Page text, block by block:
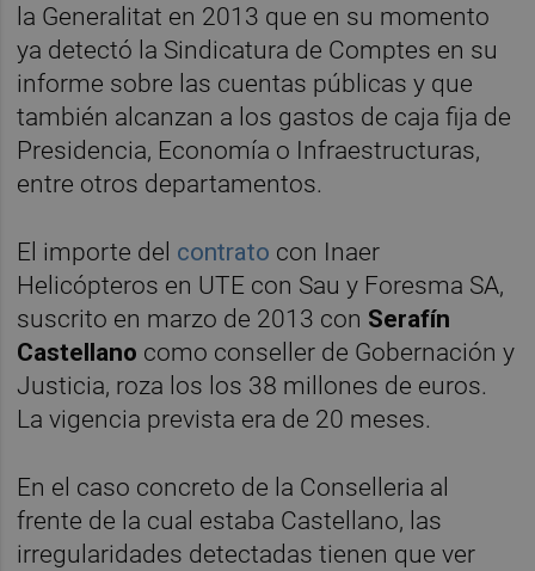
la Generalitat en 2013 que en su momento
ya detectó la Sindicatura de Comptes en su
informe sobre las cuentas públicas y que
también alcanzan a los gastos de caja fija de
Presidencia, Economía o Infraestructuras,
entre otros departamentos.
El importe del contrato con Inaer
Helicópteros en UTE con Sau y Foresma SA,
suscrito en marzo de 2013 con Serafín
Castellano como conseller de Gobernación y
Justicia, roza los los 38 millones de euros.
La vigencia prevista era de 20 meses.
En el caso concreto de la Conselleria al
frente de la cual estaba Castellano, las
irregularidades detectadas tienen que ver